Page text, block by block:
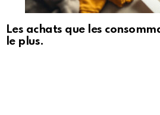
Les achats que les
le plus.